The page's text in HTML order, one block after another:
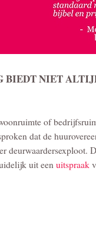
BIEDT NIET
of
dat de
deurwaardersexploot.
uit een uitspraak